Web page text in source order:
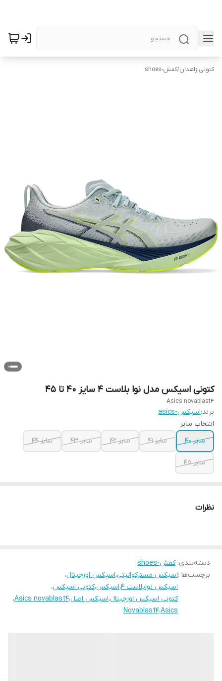
کتونی زاهدان/کفش-shoes
کتونی اسیکس مدل نوا بلاست ۴ سایز ۴۰ تا ۴۵
Asics novablast4
برند:اسیکس-asics
انتخاب سایز
سایز ۴۰
سایز ۴۱ سایز ۴۲ سایز ۴۳ سایز ۴۴
سایز ۴۵
نظرات
دسته‌بندی:کفش-shoes
برچسب‌ها :اسیکس مسترکوالیتی،اسیکس اورجینال،
اسیکس نوابلاست ۴ ،اسیکس،کتونی اسیکس،
کتونی اسیکس اورجینال،اسیکس اصل،Asics novablast4،
Asics،Novablast4